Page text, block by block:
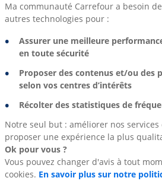
Ma communauté Carrefour a besoin
autres technologies pour :
Assurer une meilleure
en toute sécurité
Proposer des contenus et/ou des
selon vos centres d’intérêts
Récolter des statistiques de
Notre seul but : améliorer nos
proposer une expérience la plus
Ok pour vous ?
Vous pouvez changer d'avis à tout
cookies. En savoir plus sur notre